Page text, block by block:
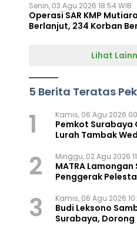
Senin, 03 Agu 2026 18:54 WIB
Operasi SAR KMP
Berlanjut, 234 Korban
Lihat
5 Berita Teratas
1 Kamis, 06 Agu 2026
Pemkot Surabaya
Lurah Tambak
2 Minggu, 02 Agu 2026
MATRA Lamongan
Penggerak
3 Kamis, 06 Agu 2026
Budi Leksono
Surabaya, Dorong